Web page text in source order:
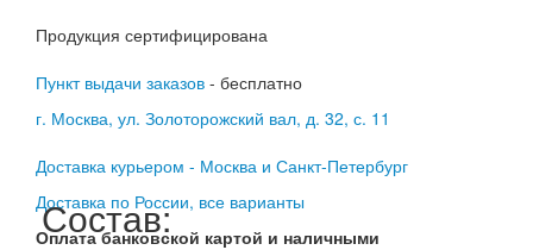
Продукция сертифицирована
Пункт выдачи заказов - бесплатно
г. Москва, ул. Золоторожский вал, д. 32, с. 11
Доставка курьером - Москва и Санкт-Петербург
Доставка по России, все варианты
Оплата банковской картой и наличными
Состав: